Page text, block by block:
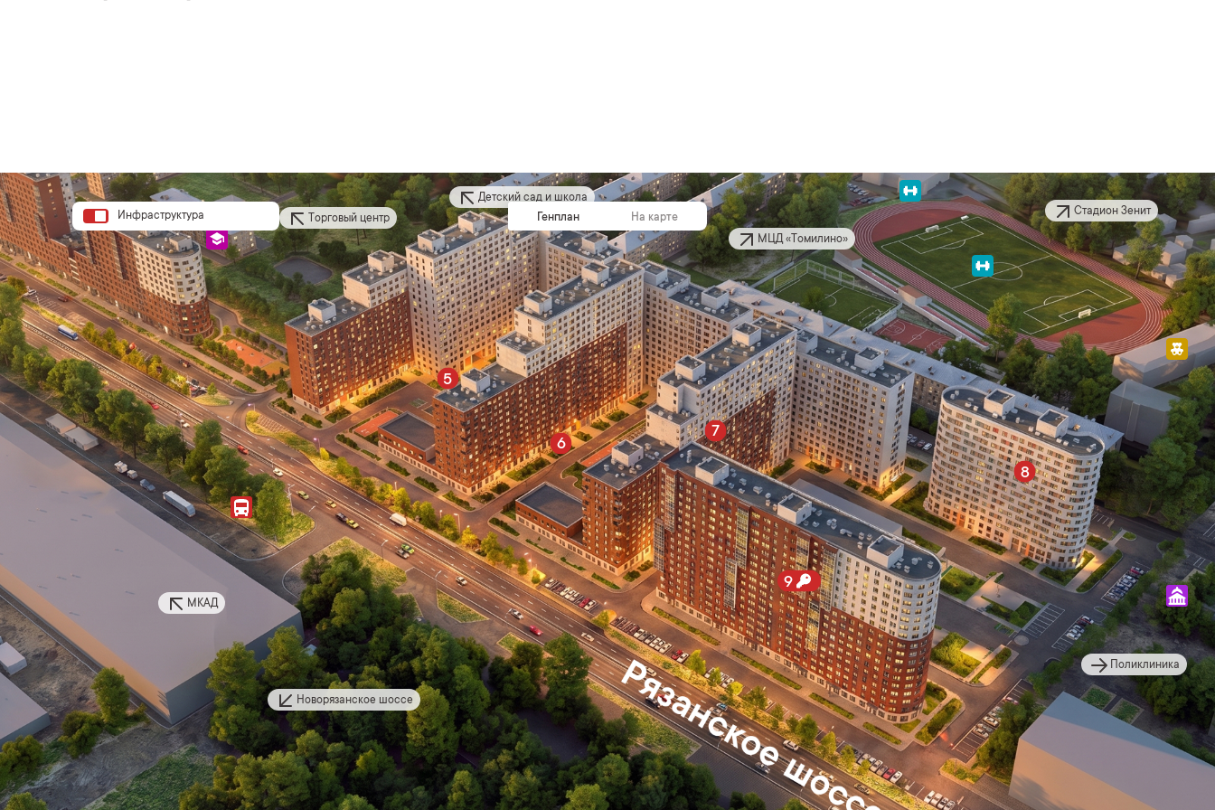
Генплан На карте
Инфраструктура
5
6
7
8
9
Торговый центр
Детский сад и школа
МЦД «Томилино»
Стадион Зенит
Поликлиника
Новорязанское шоссе
МКАД